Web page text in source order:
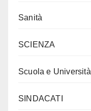
Sanità
SCIENZA
Scuola e Università
SINDACATI